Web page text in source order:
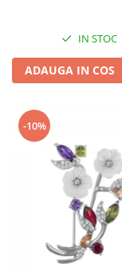
IN STOC
ADAUGA IN COS
-10%